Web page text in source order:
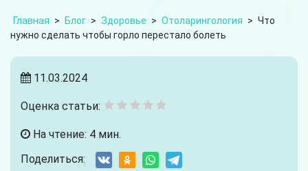
Главная > Блог > Здоровье > Отоларингология > Что
нужно сделать чтобы горло перестало болеть
11.03.2024
Оценка статьи:
На чтение: 4 мин.
Поделиться: